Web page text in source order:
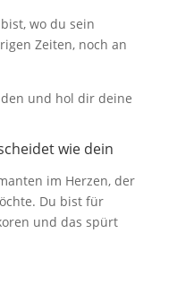
wo du sein
Zeiten, noch an
und hol dir deine
wie dein
im Herzen, der
Du bist für
und das spürt